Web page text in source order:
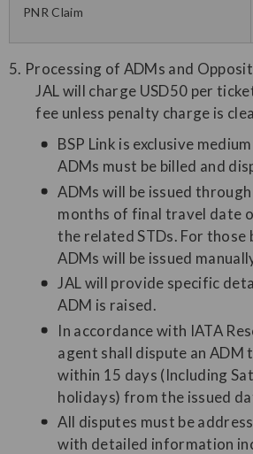
PNR Claim
5. Processing of ADMs and
JAL will charge USD50 per
fee unless penalty charge is
BSP Link is exclusive
ADMs must be billed and
ADMs will be issued
months of final travel date
the related STDs. For those
ADMs will be issued
JAL will provide specific
ADM is raised.
In accordance with IATA
agent shall dispute an ADM
within 15 days (Including
holidays) from the issued
All disputes must be
with detailed information